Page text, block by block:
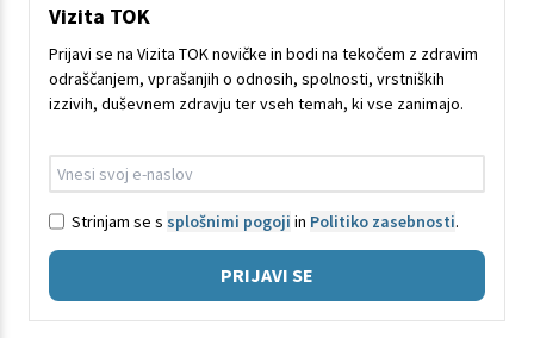
Vizita TOK
Prijavi se na Vizita TOK novičke in bodi na tekočem z zdravim
odraščanjem, vprašanjih o odnosih, spolnosti, vrstniških
izzivih, duševnem zdravju ter vseh temah, ki vse zanimajo.
Strinjam se s splošnimi pogoji in Politiko zasebnosti.
PRIJAVI SE